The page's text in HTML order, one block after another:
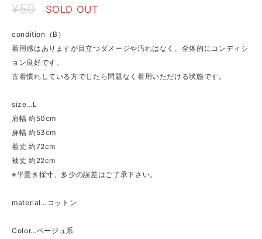
¥50 SOLD OUT
condition（B）
着用感はありますが目立つダメージや汚れはなく、全体的にコンディシ
ョン良好です。
古着慣れしている方でしたら問題なく着用いただける状態です。
size…L
肩幅 約50cm
身幅 約53cm
着丈 約72cm
袖丈 約22cm
※平置き採寸、多少の誤差はご了承下さい。
material…コットン
Color…ベージュ系